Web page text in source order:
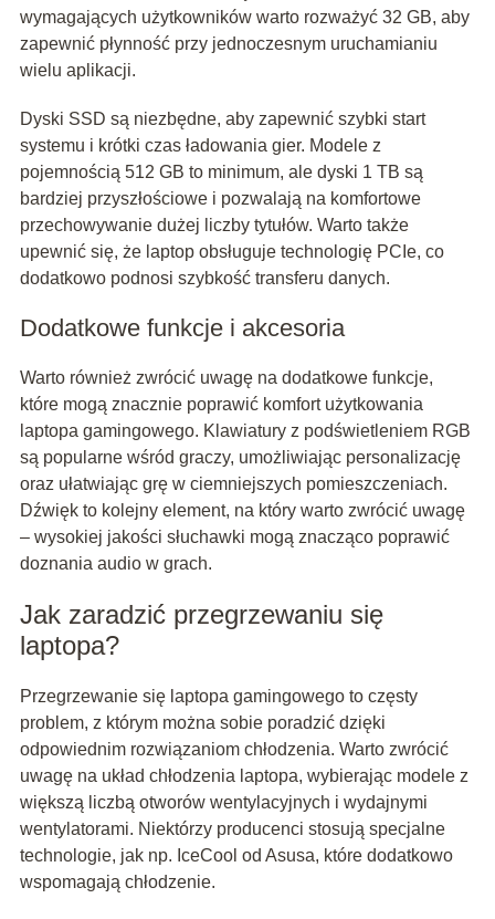
wymagających użytkowników warto rozważyć 32 GB, aby
zapewnić płynność przy jednoczesnym uruchamianiu
wielu aplikacji.
Dyski SSD są niezbędne, aby zapewnić szybki start
systemu i krótki czas ładowania gier. Modele z
pojemnością 512 GB to minimum, ale dyski 1 TB są
bardziej przyszłościowe i pozwalają na komfortowe
przechowywanie dużej liczby tytułów. Warto także
upewnić się, że laptop obsługuje technologię PCIe, co
dodatkowo podnosi szybkość transferu danych.
Dodatkowe funkcje i akcesoria
Warto również zwrócić uwagę na dodatkowe funkcje,
które mogą znacznie poprawić komfort użytkowania
laptopa gamingowego. Klawiatury z podświetleniem RGB
są popularne wśród graczy, umożliwiając personalizację
oraz ułatwiając grę w ciemniejszych pomieszczeniach.
Dźwięk to kolejny element, na który warto zwrócić uwagę
– wysokiej jakości słuchawki mogą znacząco poprawić
doznania audio w grach.
Jak zaradzić przegrzewaniu się
laptopa?
Przegrzewanie się laptopa gamingowego to częsty
problem, z którym można sobie poradzić dzięki
odpowiednim rozwiązaniom chłodzenia. Warto zwrócić
uwagę na układ chłodzenia laptopa, wybierając modele z
większą liczbą otworów wentylacyjnych i wydajnymi
wentylatorami. Niektórzy producenci stosują specjalne
technologie, jak np. IceCool od Asusa, które dodatkowo
wspomagają chłodzenie.